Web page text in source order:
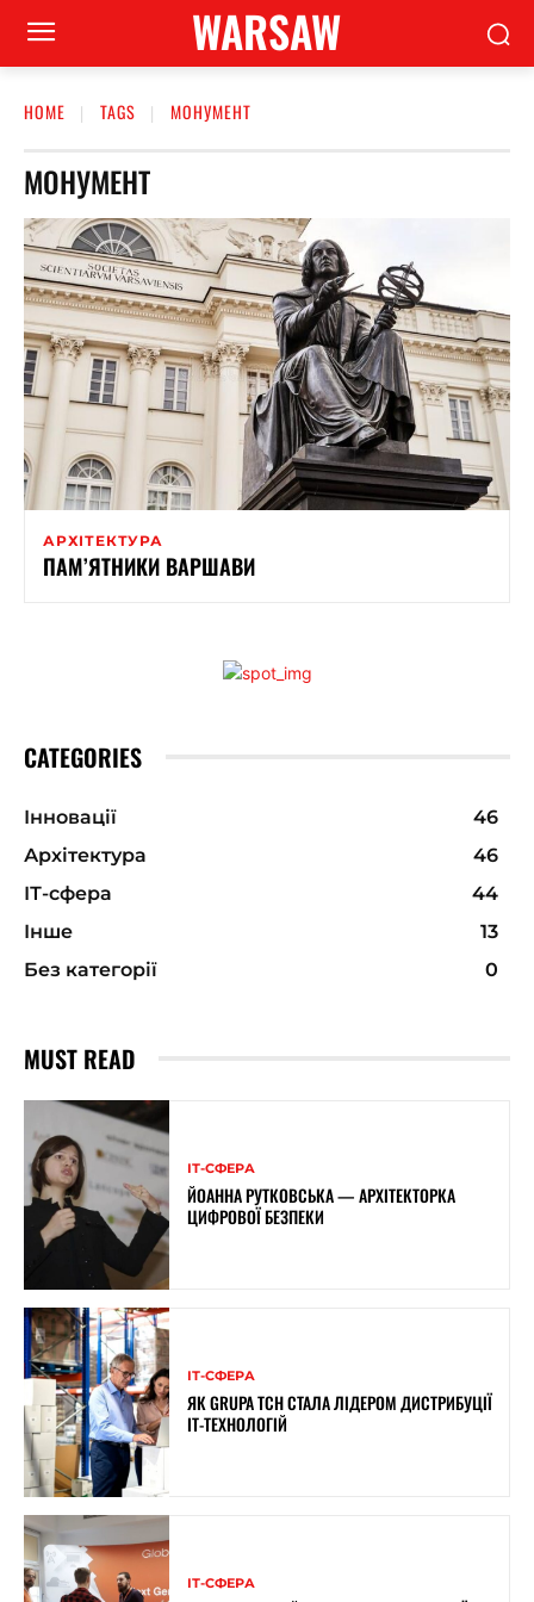
WARSAW
HOME TAGS МОНУМЕНТ
МОНУМЕНТ
АРХІТЕКТУРА
ПАМ’ЯТНИКИ ВАРШАВИ
CATEGORIES
Інновації
46
Архітектура
46
ІТ-сфера
44
Інше
13
Без категорії
0
MUST READ
ІТ-СФЕРА
ЙОАННА РУТКОВСЬКА — АРХІТЕКТОРКА
ЦИФРОВОЇ БЕЗПЕКИ
ІТ-СФЕРА
ЯК GRUPA TCH СТАЛА ЛІДЕРОМ ДИСТРИБУЦІЇ
IT-ТЕХНОЛОГІЙ
ІТ-СФЕРА